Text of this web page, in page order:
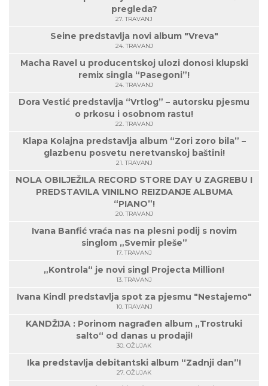
pregleda?
27. TRAVANJ
Seine predstavlja novi album "Vreva"
24. TRAVANJ
Macha Ravel u producentskoj ulozi donosi klupski
remix singla “Pasegoni”!
24. TRAVANJ
Dora Vestić predstavlja “Vrtlog” – autorsku pjesmu
o prkosu i osobnom rastu!
22. TRAVANJ
Klapa Kolajna predstavlja album “Zori zoro bila” –
glazbenu posvetu neretvanskoj baštini!
21. TRAVANJ
NOLA OBILJEŽILA RECORD STORE DAY U ZAGREBU I
PREDSTAVILA VINILNO REIZDANJE ALBUMA
“PIANO”!
20. TRAVANJ
Ivana Banfić vraća nas na plesni podij s novim
singlom „Svemir pleše”
17. TRAVANJ
„Kontrola“ je novi singl Projecta Million!
13. TRAVANJ
Ivana Kindl predstavlja spot za pjesmu "Nestajemo"
10. TRAVANJ
KANDŽIJA : Porinom nagrađen album „Trostruki
salto“ od danas u prodaji!
30. OŽUJAK
Ika predstavlja debitantski album “Zadnji dan”!
27. OŽUJAK